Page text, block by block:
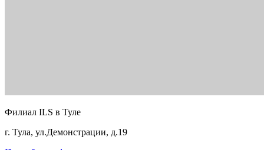
Филиал ILS в Туле
г. Тула, ул.Демонстрации, д.19